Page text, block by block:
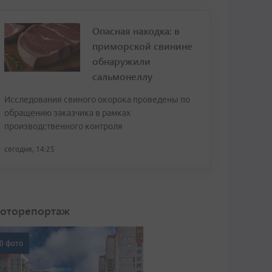
Опасная находка: в
приморской свинине
обнаружили
сальмонеллу
Исследования свиного окорока проведены по
обращению заказчика в рамках
производственного контроля
сегодня, 14:25
фото